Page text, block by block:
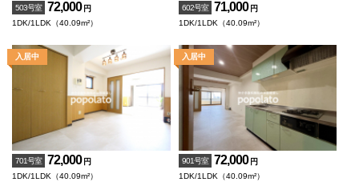
503号室 72,000 円
1DK/1LDK（40.09m²）
602号室 71,000 円
1DK/1LDK（40.09m²）
701号室 72,000 円
1DK/1LDK（40.09m²）
901号室 72,000 円
1DK/1LDK（40.09m²）